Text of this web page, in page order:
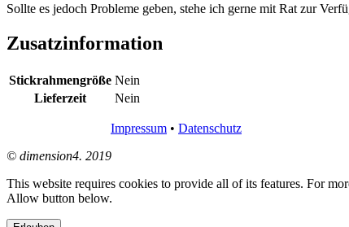
Sollte es jedoch Probleme geben, stehe ich gerne mit Rat zur
Zusatzinformation
Stickrahmengröße Nein
Lieferzeit
Nein
Impressum • Datenschutz
© dimension4. 2019
This website requires cookies to provide all of its features. For
Allow button below.